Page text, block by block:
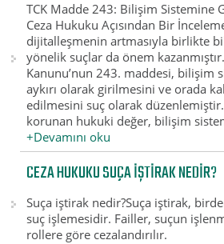
TCK Madde 243: Bilişim Sistemine
Ceza Hukuku Açısından Bir
dijitalleşmenin artmasıyla birlikte
yönelik suçlar da önem
Kanunu’nun 243. maddesi, bilişim
aykırı olarak girilmesini ve orada
edilmesini suç olarak
korunan hukuki değer, bilişim
+Devamını oku
CEZA HUKUKU SUÇA IŞTIRAK NEDIR?
Suça iştirak nedir?Suça iştirak,
suç işlemesidir. Failler, suçun
rollere göre cezalandırılır.